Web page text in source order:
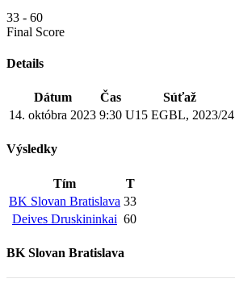
33 - 60
Final Score
Details
Dátum Čas Súťaž
14. októbra 2023 9:30 U15 EGBL, 2023/24
Výsledky
Tím
T
BK Slovan Bratislava 33
Deives Druskininkai 60
BK Slovan Bratislava